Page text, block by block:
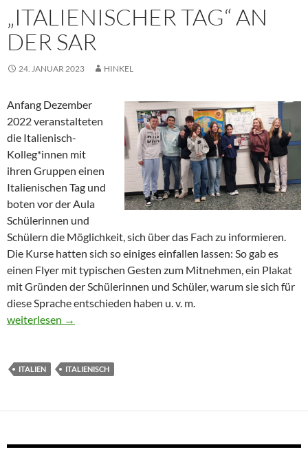
„ITALIENISCHER TAG“ AN
DER SAR
24. JANUAR 2023 HINKEL
Anfang Dezember
2022 veranstalteten
die Italienisch-
Kolleg*innen mit
ihren Gruppen einen
Italienischen Tag und
boten vor der Aula
Schülerinnen und
Schülern die Möglichkeit, sich über das Fach zu informieren.
Die Kurse hatten sich so einiges einfallen lassen: So gab es
einen Flyer mit typischen Gesten zum Mitnehmen, ein Plakat
mit Gründen der Schülerinnen und Schüler, warum sie sich für
diese Sprache entschieden haben u. v. m.
„Italienischer Tag“ an der SaR
weiterlesen →
ITALIEN ITALIENISCH